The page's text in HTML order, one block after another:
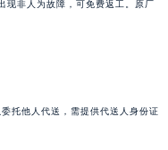
现非人为故障，可免费返工。原厂
托他人代送，需提供代送人身份证